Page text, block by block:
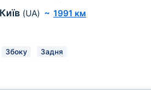
Київ (UA) ~ 1991 км
Збоку Задня